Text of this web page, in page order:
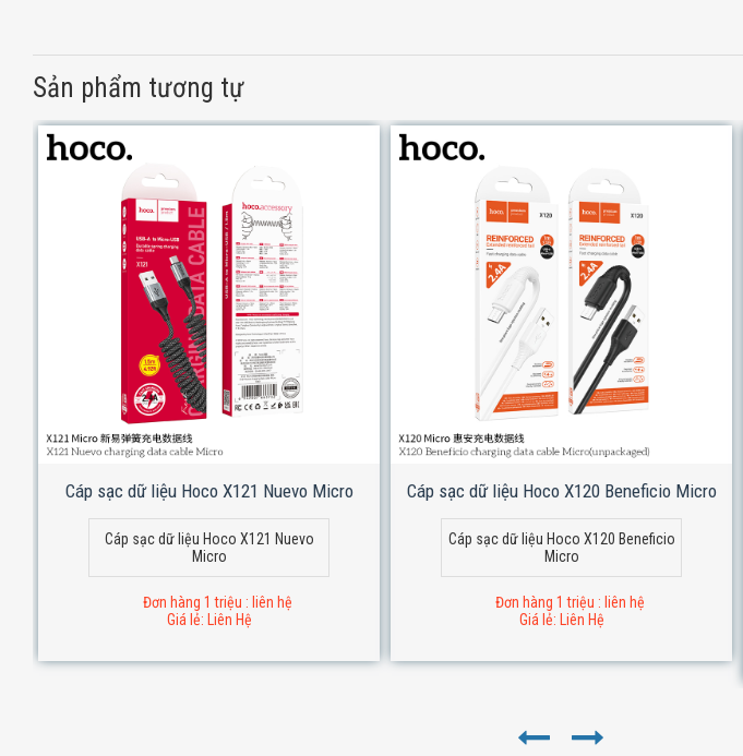
Sản phẩm tương tự
Cáp sạc dữ liệu Hoco X121 Nuevo Micro
Cáp sạc dữ liệu Hoco X121 Nuevo
Micro
Đơn hàng 1 triệu : liên hệ
Giá lẻ: Liên Hệ
Cáp sạc dữ liệu Hoco X120 Beneficio Micro
Cáp sạc dữ liệu Hoco X120 Beneficio
Micro
Đơn hàng 1 triệu : liên hệ
Giá lẻ: Liên Hệ